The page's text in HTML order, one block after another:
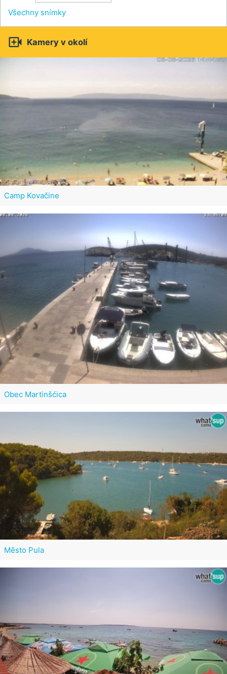
Všechny snímky
 Kamery v okolí
Camp Kovačine
Obec Martinšćica
Město Pula